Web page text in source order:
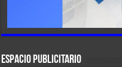
ESPACIO PUBLICITARIO